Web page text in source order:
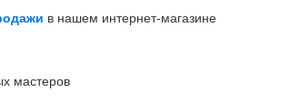
в нашем интернет-магазине
мастеров